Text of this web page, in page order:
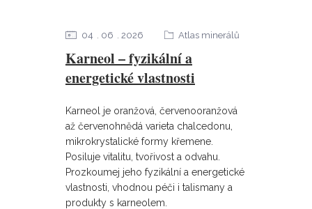
Karneol – fyzikální a
energetické vlastnosti
04 06 2026 Atlas minerálů
Karneol je oranžová, červenooranžová
až červenohnědá varieta chalcedonu,
mikrokrystalické formy křemene.
Posiluje vitalitu, tvořivost a odvahu.
Prozkoumej jeho fyzikální a energetické
vlastnosti, vhodnou péči i talismany a
produkty s karneolem.